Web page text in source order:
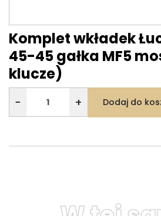
Komplet wkładek
45-45 gałka MF5
klucze)
− + Dodaj do